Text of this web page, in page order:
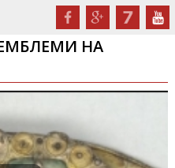
НА